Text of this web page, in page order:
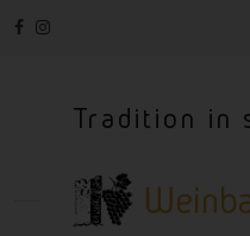
Tradition in